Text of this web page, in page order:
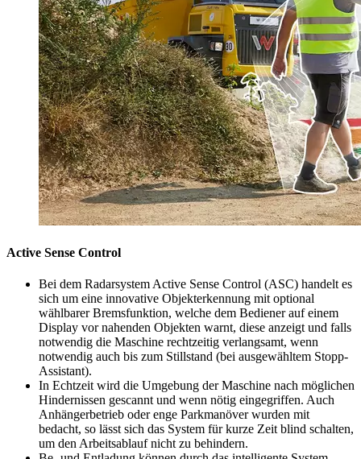
Active Sense Control
Bei dem Radarsystem Active Sense Control (ASC) handelt es
sich um eine innovative Objekterkennung mit optional
wählbarer Bremsfunktion, welche dem Bediener auf einem
Display vor nahenden Objekten warnt, diese anzeigt und falls
notwendig die Maschine rechtzeitig verlangsamt, wenn
notwendig auch bis zum Stillstand (bei ausgewähltem Stopp-
Assistant).
In Echtzeit wird die Umgebung der Maschine nach möglichen
Hindernissen gescannt und wenn nötig eingegriffen. Auch
Anhängerbetrieb oder enge Parkmanöver wurden mit
bedacht, so lässt sich das System für kurze Zeit blind schalten,
um den Arbeitsablauf nicht zu behindern.